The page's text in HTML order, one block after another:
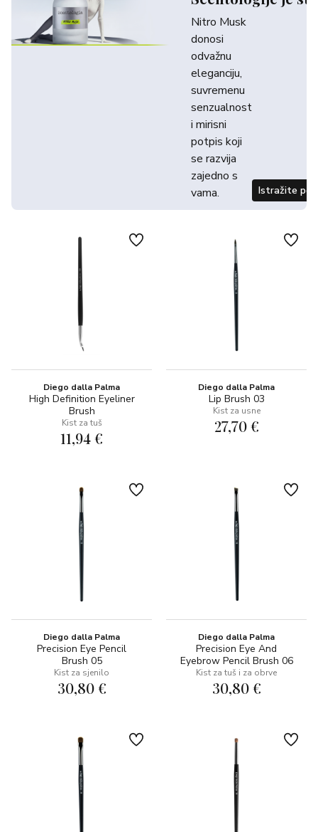
Nitro Musk
donosi
odvažnu
eleganciju,
suvremenu
senzualnost
i mirisni
potpis koji
se razvija
zajedno s
vama.
Istražite
Diego dalla Palma
High Definition Eyeliner
Brush
Kist za tuš
11,94 €
Diego dalla Palma
Lip Brush 03
Kist za usne
27,70 €
Diego dalla Palma
Precision Eye Pencil
Brush 05
Kist za sjenilo
30,80 €
Diego dalla Palma
Precision Eye And
Eyebrow Pencil Brush 06
Kist za tuš i za obrve
30,80 €